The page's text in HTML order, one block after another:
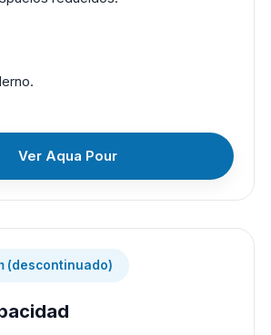
Ver Aqua Pour
(descontinuado)